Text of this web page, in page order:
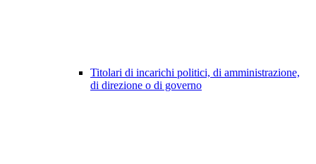
Titolari di incarichi politici, di amministrazione,
di direzione o di governo